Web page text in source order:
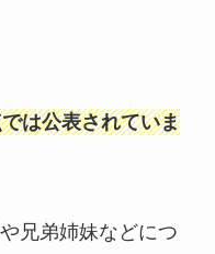
は公表されていま
兄弟姉妹などにつ